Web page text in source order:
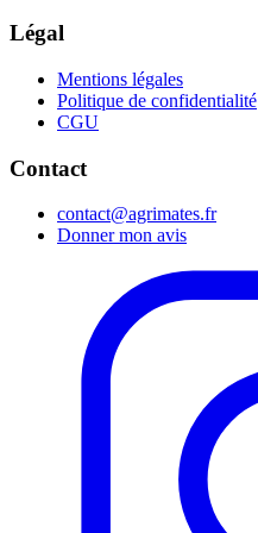
Légal
Mentions légales
Politique de confidentialité
CGU
Contact
contact@agrimates.fr
Donner mon avis